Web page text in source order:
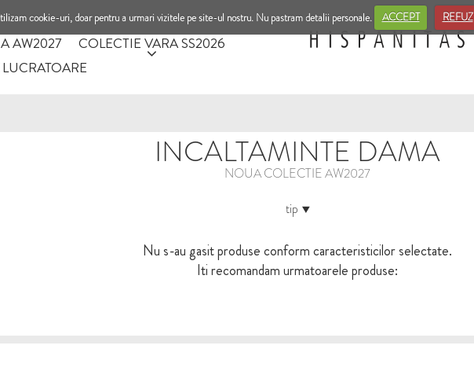
cookie-uri, doar pentru a urmari vizitele pe site-ul nostru. Nu pastram detalii personale. ACCEPT REFUZ
AW2027
COLECTIE VARA SS2026
INCALTAMINTE DAMA
NOUA COLECTIE AW2027
tip
Nu s-au gasit produse conform caracteristicilor selectate.
Iti recomandam urmatoarele produse: